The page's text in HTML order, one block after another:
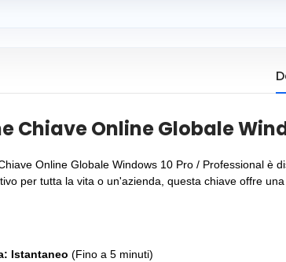
Chiave Online Globale
Online Globale Windows 10 Pro / Professional è
per tutta la vita o un'azienda, questa chiave offre
Istantaneo (Fino a 5 minuti)